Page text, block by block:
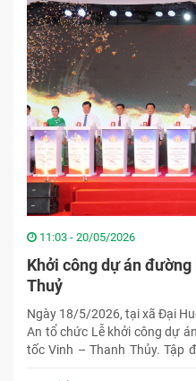
11:03 - 20/05/2026
Khởi công dự án
Thuỷ
Ngày 18/5/2026, tại xã Đại
An tổ chức Lễ khởi công dự
tốc Vinh – Thanh Thủy. Tập